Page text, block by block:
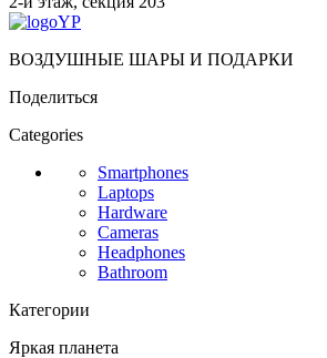
ВОЗДУШНЫЕ ШАРЫ И ПОДАРКИ
Поделиться
Categories
Smartphones
Laptops
Hardware
Cameras
Headphones
Bathroom
Категории
Яркая планета